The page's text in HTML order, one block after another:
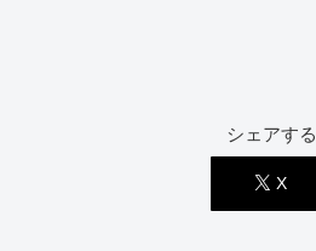
シェアする
X